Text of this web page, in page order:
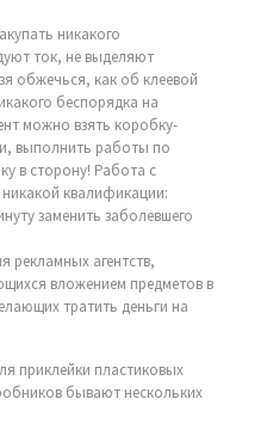
никакого
ток, не выделяют
обжечься, как об клеевой
беспорядка на
можно взять коробку-
выполнить работы по
в сторону! Работа с
квалификации:
заменить заболевшего
рекламных агентств,
вложением предметов в
тратить деньги на
приклейки пластиковых
бывают нескольких